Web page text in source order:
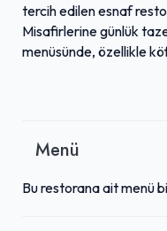
tercih edilen esnaf
Misafirlerine günlük
menüsünde, özellikle
topluyor. Fırında
kibar hizmet
aranan lezzet
Menü
Bu restorana ait menü